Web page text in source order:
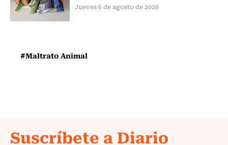
Jueves 6 de agosto de 2026
#Maltrato Animal